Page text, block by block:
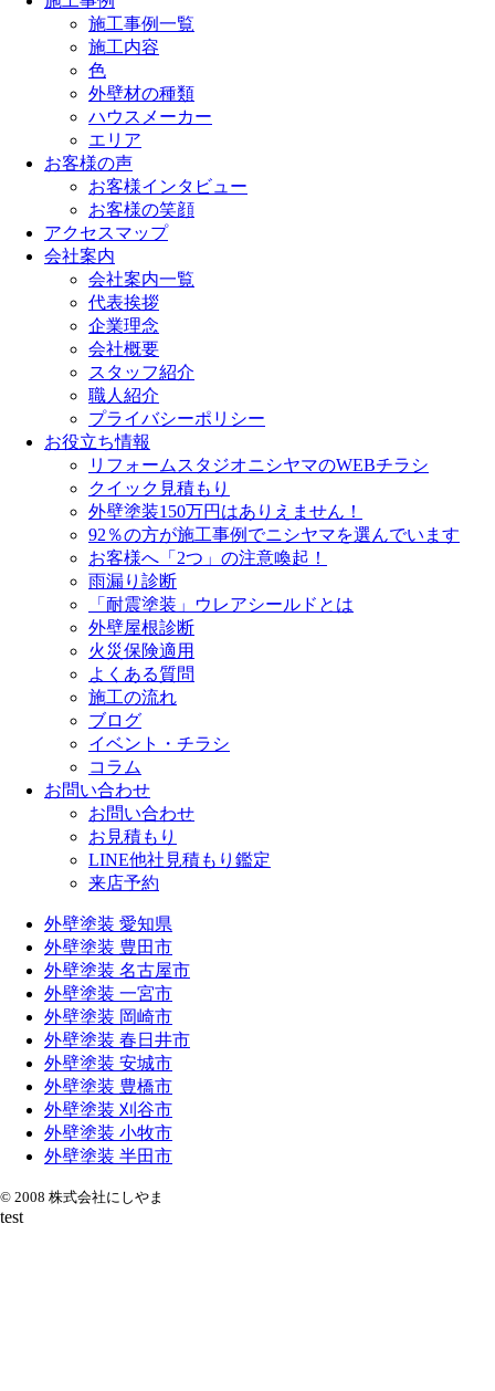
施工事例一覧
施工内容
色
外壁材の種類
ハウスメーカー
エリア
お客様の声
お客様インタビュー
お客様の笑顔
アクセスマップ
会社案内
会社案内一覧
代表挨拶
企業理念
会社概要
スタッフ紹介
職人紹介
プライバシーポリシー
お役立ち情報
リフォームスタジオニシヤマのWEBチラシ
クイック見積もり
外壁塗装150万円はありえません！
92％の方が施工事例でニシヤマを選んでいます
お客様へ「2つ」の注意喚起！
雨漏り診断
「耐震塗装」ウレアシールドとは
外壁屋根診断
火災保険適用
よくある質問
施工の流れ
ブログ
イベント・チラシ
コラム
お問い合わせ
お問い合わせ
お見積もり
LINE他社見積もり鑑定
来店予約
外壁塗装 愛知県
外壁塗装 豊田市
外壁塗装 名古屋市
外壁塗装 一宮市
外壁塗装 岡崎市
外壁塗装 春日井市
外壁塗装 安城市
外壁塗装 豊橋市
外壁塗装 刈谷市
外壁塗装 小牧市
外壁塗装 半田市
© 2008 株式会社にしやま
test